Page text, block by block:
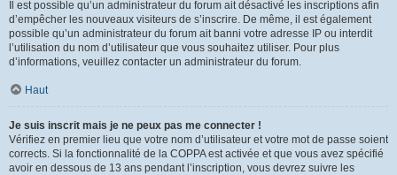
Il est possible qu’un administrateur du forum ait désactivé les inscriptions afin
d’empêcher les nouveaux visiteurs de s’inscrire. De même, il est également
possible qu’un administrateur du forum ait banni votre adresse IP ou interdit
l’utilisation du nom d’utilisateur que vous souhaitez utiliser. Pour plus
d’informations, veuillez contacter un administrateur du forum.
Haut
Je suis inscrit mais je ne peux pas me connecter !
Vérifiez en premier lieu que votre nom d’utilisateur et votre mot de passe soient
corrects. Si la fonctionnalité de la COPPA est activée et que vous avez spécifié
avoir en dessous de 13 ans pendant l’inscription, vous devrez suivre les